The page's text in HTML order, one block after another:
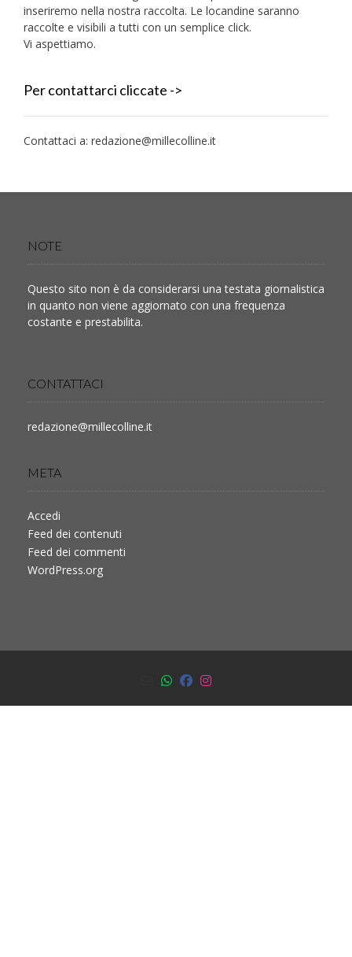
inseriremo nella nostra raccolta. Le locandine saranno
raccolte e visibili a tutti con un semplice click.
Vi aspettiamo.
Per contattarci cliccate ->
Contattaci a: redazione@millecolline.it
NOTE
Questo sito non è da considerarsi una testata giornalistica
in quanto non viene aggiornato con una frequenza
costante e prestabilita.
CONTATTACI
redazione@millecolline.it
META
Accedi
Feed dei contenuti
Feed dei commenti
WordPress.org